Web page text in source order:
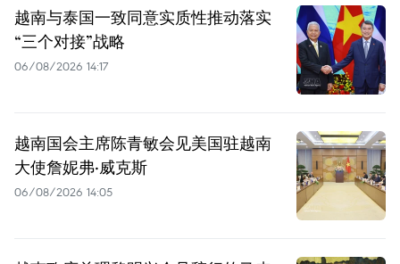
越南与泰国一致同意实质性推动落实
“三个对接”战略
06/08/2026 14:17
越南国会主席陈青敏会见美国驻越南
大使詹妮弗·威克斯
06/08/2026 14:05